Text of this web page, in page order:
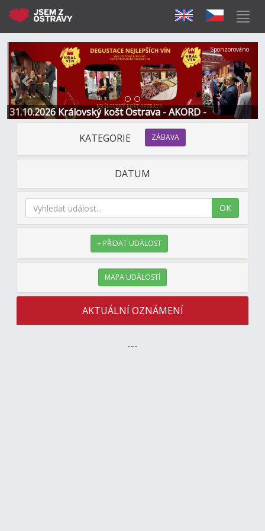
31.10.2026 Královský košt Ostrava - AKORD -
Restaurace a Hotel
Předchozí Další
Sponzorováno
KATEGORIE ZÁBAVA
DATUM
OK
+ PŘIDAT UDÁLOST
MAPA UDÁLOSTÍ
AKTUÁLNÍ OZNÁMENÍ
---